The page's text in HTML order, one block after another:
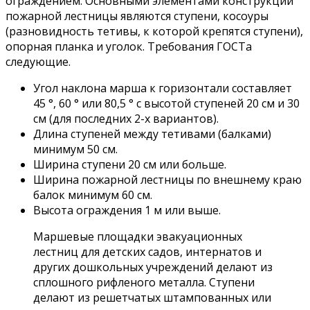
пожарной лестницы являются ступени, косоуры
(разновидность тетивы, к которой крепятся ступени),
опорная планка и уголок. Требования ГОСТа
следующие.
Угол наклона марша к горизонтали составляет
45 °, 60 ° или 80,5 ° с высотой ступеней 20 см и 30
см (для последних 2-х вариантов).
Длина ступеней между тетивами (балками)
минимум 50 см.
Ширина ступени 20 см или больше.
Ширина пожарной лестницы по внешнему краю
балок минимум 60 см.
Высота ограждения 1 м или выше.
Маршевые площадки эвакуационных
лестниц для детских садов, интернатов и
других дошкольных учреждений делают из
сплошного рифленого металла. Ступени
делают из решетчатых штампованных или